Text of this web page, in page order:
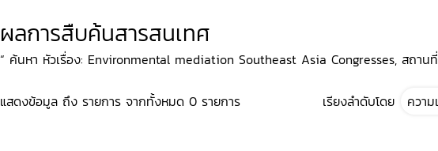
ผลการสืบค้นสารสนเทศ
“ ค้นหา หัวเรื่อง: Environmental mediation Southeast Asia Congresses, สถาน
แสดงข้อมูล ถึง รายการ จากทั้งหมด 0 รายการ เรียงลำดับโดย